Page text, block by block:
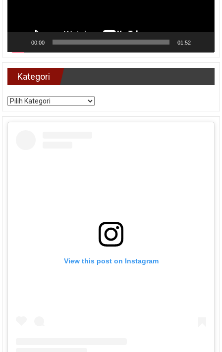
00:00 01:52
Kategori
Kategori
View this post on Instagram